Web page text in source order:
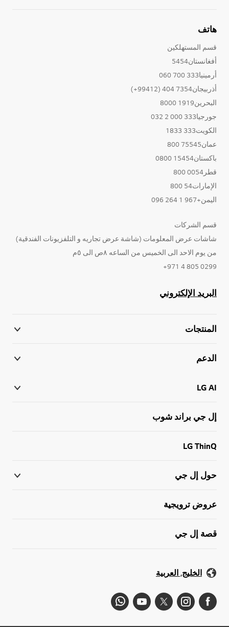
هاتف
قسم المستهلكين
أفغانستان5454
أرمينيا333 700 060
أذربيجان7354 404 (99412+)
البحرين1919 8000
جورجيا333 000 2 032
الكويت333 1833
عمان75545 800
باكستان15454 0800
قطر0054 800
الإمارات54 800
اليمن+967 1 264 096
قسم الشركات
شاشات عرض المعلومات (شاشة عرض تجاريه و التلفزيونات الفندقية)
من يوم الاحد الى الخميس من الساعه ٨ص الى ٥م
0299 805 4 971+
البريد الإلكتروني
المنتجات
الدعم
LG AI
إل جي براند شوب
LG ThinQ
حول إل جي
عروض ترويجية
قصة إل جي
الخليج, العربية